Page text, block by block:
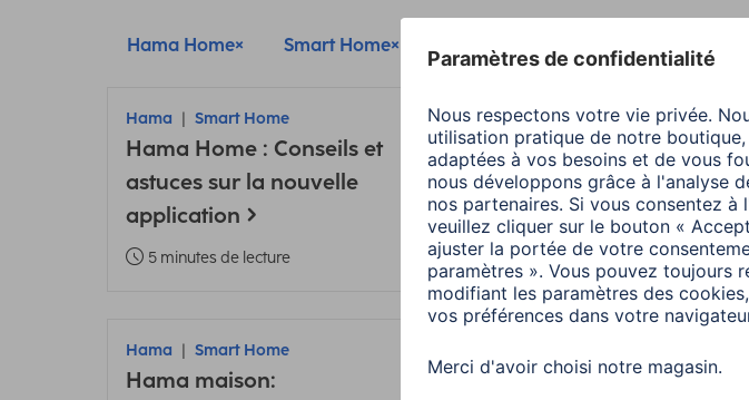
Hama Home Smart Home Supprimer tous les filtres
Hama Smart Home
Hama Home : Conseils et
astuces sur la nouvelle
application
5 minutes de lecture
Hama Smart Home
Retirer et réinstaller la
caméra intelligente
3 minutes de lecture
Hama Smart Home
Hama maison:
Ajouter des appareils à